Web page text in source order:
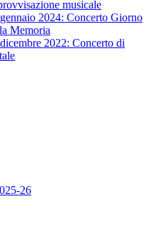
musicale
2024: Concerto Giorno
Memoria
2022: Concerto di
26